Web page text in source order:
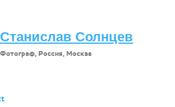
Станислав Солнцев
Фотограф, Россия, Москва